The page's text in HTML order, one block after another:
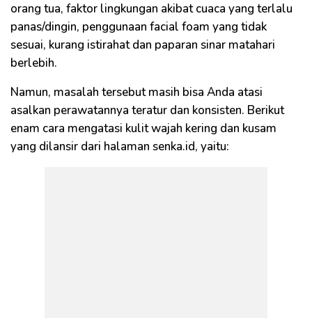
orang tua, faktor lingkungan akibat cuaca yang terlalu
panas/dingin, penggunaan facial foam yang tidak
sesuai, kurang istirahat dan paparan sinar matahari
berlebih.
Namun, masalah tersebut masih bisa Anda atasi
asalkan perawatannya teratur dan konsisten. Berikut
enam cara mengatasi kulit wajah kering dan kusam
yang dilansir dari halaman senka.id, yaitu: